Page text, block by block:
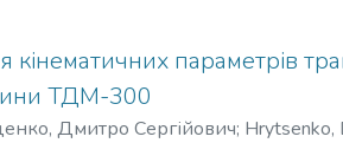
кінематичних параметрів
ТДМ-300
Дмитро Сергійович; Hrytsenko,